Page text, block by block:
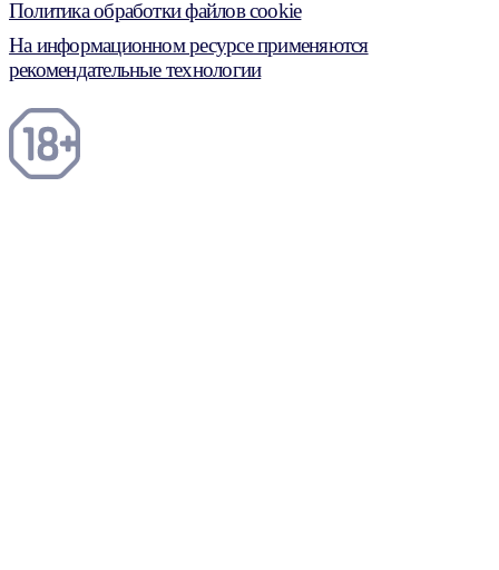
Политика обработки файлов cookie
На информационном ресурсе применяются
рекомендательные технологии